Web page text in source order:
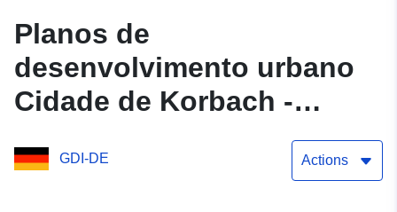
Planos de
desenvolvimento urbano
Cidade de Korbach -
GDI-DE Actions